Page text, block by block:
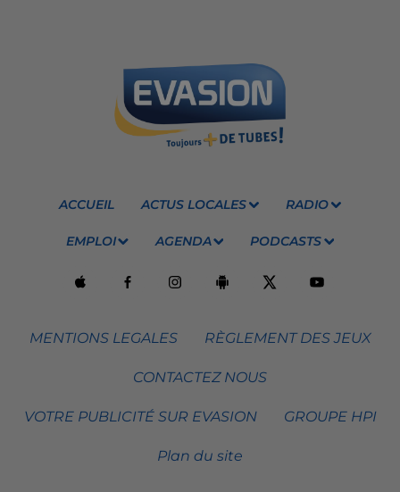
ACCUEIL ACTUS LOCALES RADIO
EMPLOI AGENDA PODCASTS
MENTIONS LEGALES RÈGLEMENT DES JEUX
CONTACTEZ NOUS
VOTRE PUBLICITÉ SUR EVASION GROUPE HPI
Plan du site